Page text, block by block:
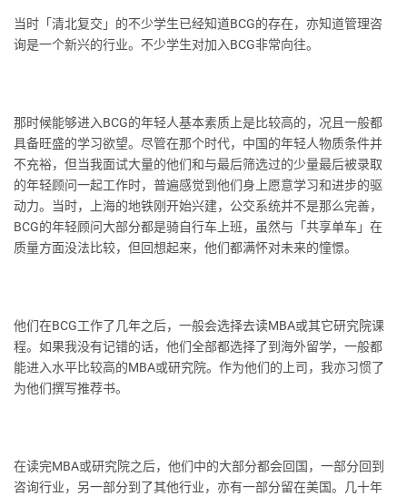
当时「清北复交」的不少学生已经知道BCG的存在，亦知道管理咨
询是一个新兴的行业。不少学生对加入BCG非常向往。
那时候能够进入BCG的年轻人基本素质上是比较高的，况且一般都
具备旺盛的学习欲望。尽管在那个时代，中国的年轻人物质条件并
不充裕，但当我面试大量的他们和与最后筛选过的少量最后被录取
的年轻顾问一起工作时，普遍感觉到他们身上愿意学习和进步的驱
动力。当时，上海的地铁刚开始兴建，公交系统并不是那么完善，
BCG的年轻顾问大部分都是骑自行车上班，虽然与「共享单车」在
质量方面没法比较，但回想起来，他们都满怀对未来的憧憬。
他们在BCG工作了几年之后，一般会选择去读MBA或其它研究院课
程。如果我没有记错的话，他们全部都选择了到海外留学，一般都
能进入水平比较高的MBA或研究院。作为他们的上司，我亦习惯了
为他们撰写推荐书。
在读完MBA或研究院之后，他们中的大部分都会回国，一部分回到
咨询行业，另一部分到了其他行业，亦有一部分留在美国。几十年